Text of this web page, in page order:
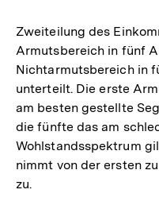
Zweiteilung des
Armutsbereich in fünf
Nichtarmutsbereich in
unterteilt. Die erste
am besten gestellte
die fünfte das am
Wohlstandsspektrum
nimmt von der ersten
zu.